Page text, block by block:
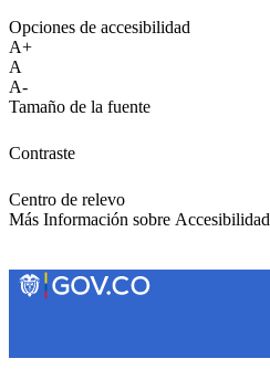
Opciones de accesibilidad
A+
A
A-
Tamaño de la fuente
Contraste
Centro de relevo
Más Información sobre Accesibilidad